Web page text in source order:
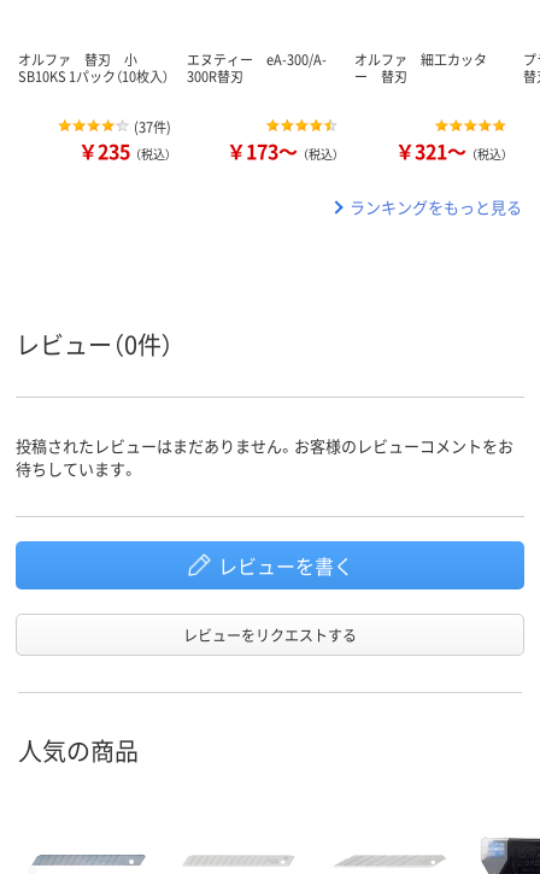
オルファ 替刃 小
SB10KS 1パック（10枚入）
(37件)
￥235 （税込）
エヌティー eA-300/A-
300R替刃
￥173～ （税込）
オルファ 細工カッタ
ー 替刃
￥321～ （税込）
替
ランキングをもっと見る
レビュー（0件）
投稿されたレビューはまだありません。お客様のレビューコメントをお
待ちしています。
レビューを書く
レビューをリクエストする
人気の商品